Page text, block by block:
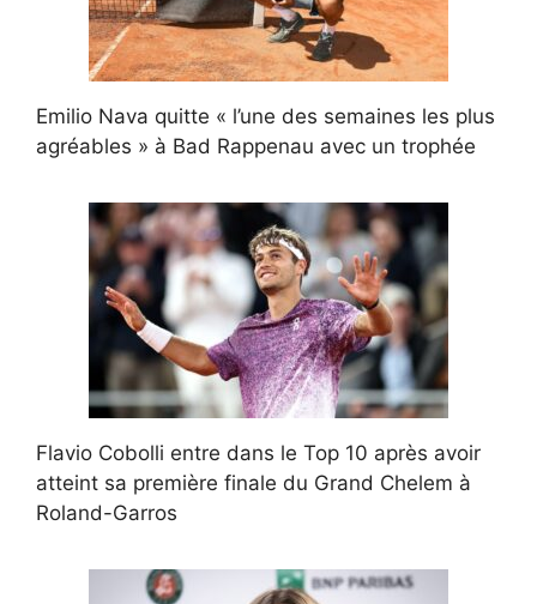
Emilio Nava quitte « l’une des semaines les plus
agréables » à Bad Rappenau avec un trophée
Flavio Cobolli entre dans le Top 10 après avoir
atteint sa première finale du Grand Chelem à
Roland-Garros